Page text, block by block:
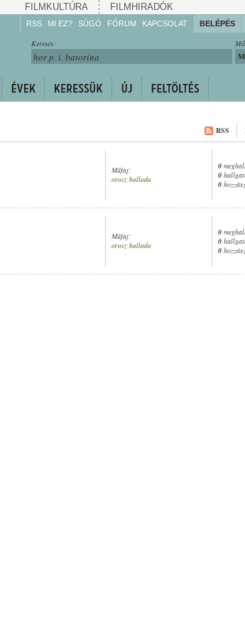
FILMKULTÚRA FILMHIRADÓK
RSS MI EZ? SÚGÓ
Gyarapítsa!
Kövesse!
FÓRUM KAPCSOLAT BELÉPÉS
Keresés:
RSS
Műfaj:
orosz ballada
0
0
0
Műfaj:
orosz ballada
0
0
0